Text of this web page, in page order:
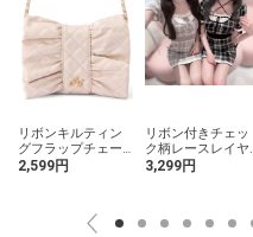
リボンキルティン
グフラップチェー
ンショルダーバッ
2,599円
リボン付きチェッ
ク柄レースレイヤ
ード風ニットミニ
3,299円